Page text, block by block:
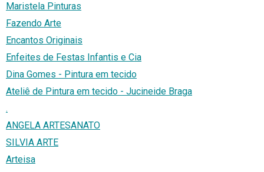
Maristela Pinturas
Fazendo Arte
Encantos Originais
Enfeites de Festas Infantis e Cia
Dina Gomes - Pintura em tecido
Ateliê de Pintura em tecido - Jucineide Braga
.
ANGELA ARTESANATO
SILVIA ARTE
Arteisa